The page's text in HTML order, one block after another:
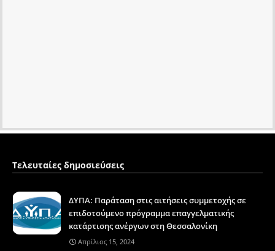
Τελευταίες δημοσιεύσεις
ΔΥΠΑ: Παράταση στις αιτήσεις συμμετοχής σε
επιδοτούμενο πρόγραμμα επαγγελματικής
κατάρτισης ανέργων στη Θεσσαλονίκη
Απρίλιος 15, 2024